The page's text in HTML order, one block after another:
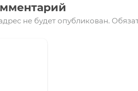
не будет опубликован.